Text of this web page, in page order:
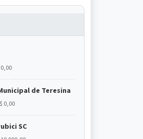
0,00
de Teresina
0,00
SC